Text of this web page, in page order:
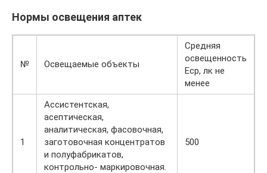
Нормы освещения аптек
№ Освещаемые объекты
Средняя
освещенность
Еср, лк не
менее
1
Ассистентская,
асептическая,
аналитическая, фасовочная,
заготовочная концентратов
и полуфабрикатов,
контрольно- маркировочная.
500